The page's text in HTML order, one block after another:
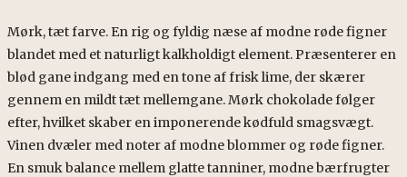
Mørk, tæt farve. En rig og fyldig næse af modne røde figner
blandet med et naturligt kalkholdigt element. Præsenterer en
blød gane indgang med en tone af frisk lime, der skærer
gennem en mildt tæt mellemgane. Mørk chokolade følger
efter, hvilket skaber en imponerende kødfuld smagsvægt.
Vinen dvæler med noter af modne blommer og røde figner.
En smuk balance mellem glatte tanniner, modne bærfrugter